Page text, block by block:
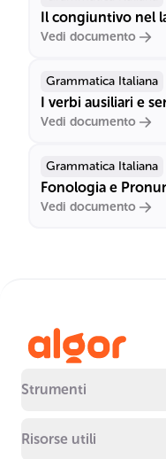
Il congiuntivo nel
Vedi documento
Grammatica Italiana
I verbi ausiliari e
Vedi documento
Grammatica Italiana
Fonologia e
Vedi documento
Strumenti
Risorse utili